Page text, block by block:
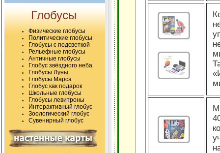
Глобусы
Физические глобусы
Политические глобусы
Глобусы с подсветкой
Рельефные глобусы
Античные глобусы
Глобус звёздного неба
Глобусы Луны
Глобусы Марса
Глобус как подарок
Школьные глобусы
Глобусы левитроны
Интерактивный глобус
Зоологический глобус
Сувенирный глобус